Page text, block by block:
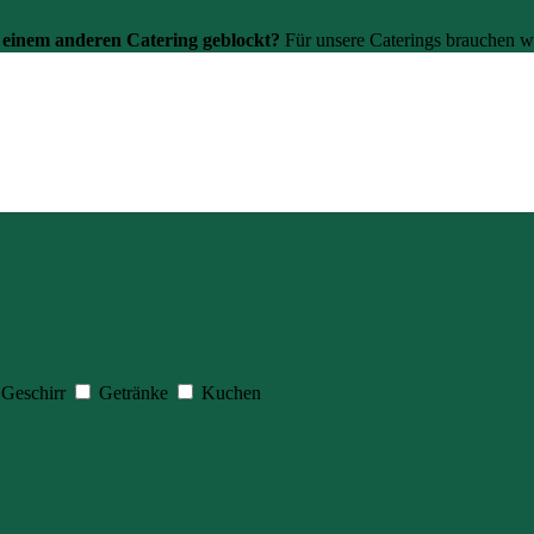
anderen Catering geblockt? Für unsere Caterings brauchen
Geschirr Getränke
Kuchen